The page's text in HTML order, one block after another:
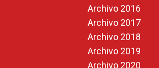
Archivo 2016
Archivo 2017
Archivo 2018
Archivo 2019
Archivo 2020